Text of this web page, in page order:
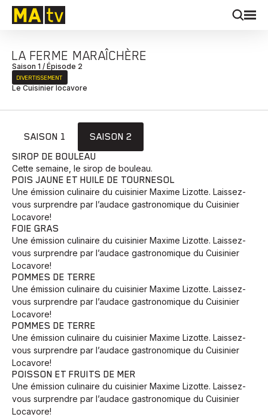
LA FERME MARAÎCHÈRE
Saison 1 / Épisode 2
DIVERTISSEMENT
Le Cuisinier locavore
SAISON 1
SAISON 2
SIROP DE BOULEAU
Cette semaine, le sirop de bouleau.
POIS JAUNE ET HUILE DE TOURNESOL
Une émission culinaire du cuisinier Maxime Lizotte. Laissez-
vous surprendre par l’audace gastronomique du Cuisinier
Locavore!
FOIE GRAS
Une émission culinaire du cuisinier Maxime Lizotte. Laissez-
vous surprendre par l’audace gastronomique du Cuisinier
Locavore!
POMMES DE TERRE
Une émission culinaire du cuisinier Maxime Lizotte. Laissez-
vous surprendre par l’audace gastronomique du Cuisinier
Locavore!
POMMES DE TERRE
Une émission culinaire du cuisinier Maxime Lizotte. Laissez-
vous surprendre par l’audace gastronomique du Cuisinier
Locavore!
POISSON ET FRUITS DE MER
Une émission culinaire du cuisinier Maxime Lizotte. Laissez-
vous surprendre par l’audace gastronomique du Cuisinier
Locavore!